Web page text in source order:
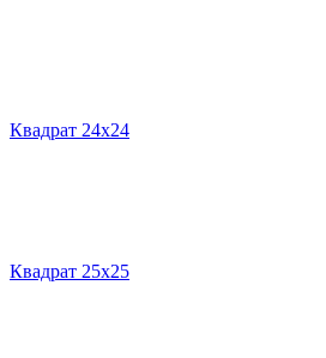
Квадрат 24х24
Квадрат 25х25